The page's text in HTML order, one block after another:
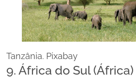
Tanzânia. Pixabay
9. África do Sul (África)